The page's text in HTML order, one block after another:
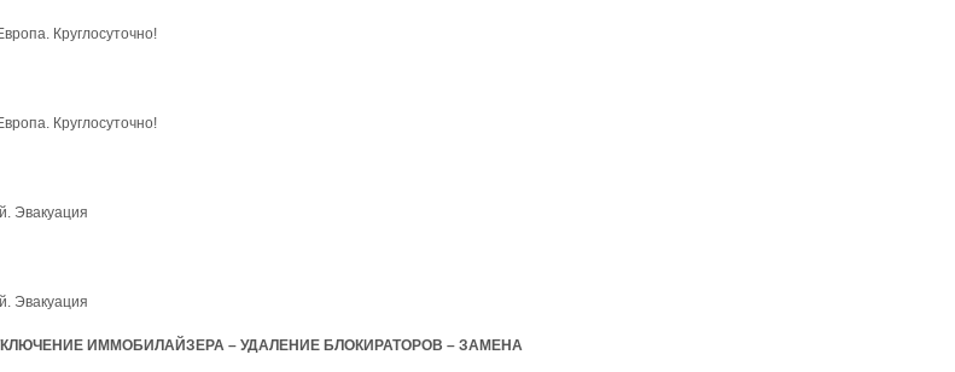
Круглосуточно!
Круглосуточно!
Эвакуация
Эвакуация
ИММОБИЛАЙЗЕРА – УДАЛЕНИЕ БЛОКИРАТОРОВ – ЗАМЕНА